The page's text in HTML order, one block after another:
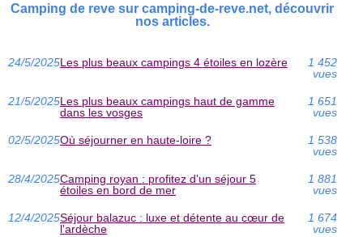
Camping de reve sur camping-de-reve.net, découvrir
nos articles.
24/5/2025Les plus beaux campings 4 étoiles en lozère
1 452
vues
21/5/2025Les plus beaux campings haut de gamme
dans les vosges
1 651
vues
02/5/2025Où séjourner en haute-loire ?
1 538
vues
28/4/2025Camping royan : profitez d'un séjour 5
étoiles en bord de mer
1 881
vues
12/4/2025Séjour balazuc : luxe et détente au cœur de
l'ardèche
1 674
vues